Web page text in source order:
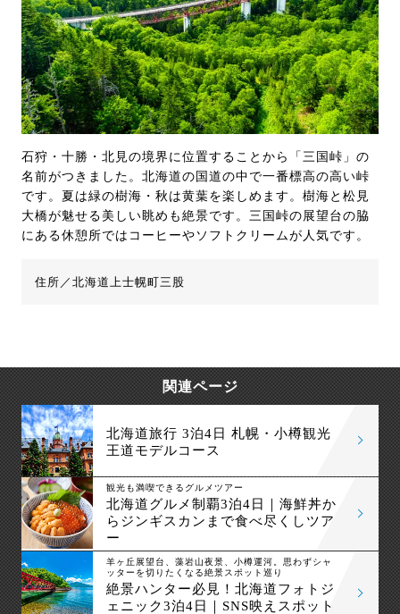
石狩・十勝・北見の境界に位置することから「三国峠」の
名前がつきました。北海道の国道の中で一番標高の高い峠
です。夏は緑の樹海・秋は黄葉を楽しめます。樹海と松見
大橋が魅せる美しい眺めも絶景です。三国峠の展望台の脇
にある休憩所ではコーヒーやソフトクリームが人気です。
住所／北海道上士幌町三股
関連ページ
北海道旅行 3泊4日 札幌・小樽観光
王道モデルコース
観光も満喫できるグルメツアー
北海道グルメ制覇3泊4日｜海鮮丼か
らジンギスカンまで食べ尽くしツア
ー
羊ヶ丘展望台、藻岩山夜景、小樽運河。思わずシャ
ッターを切りたくなる絶景スポット巡り
絶景ハンター必見！北海道フォトジ
ェニック3泊4日｜SNS映えスポット